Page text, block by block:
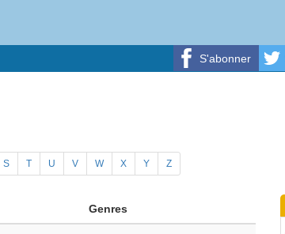
S'abonner
S T U V W X Y Z
Genres